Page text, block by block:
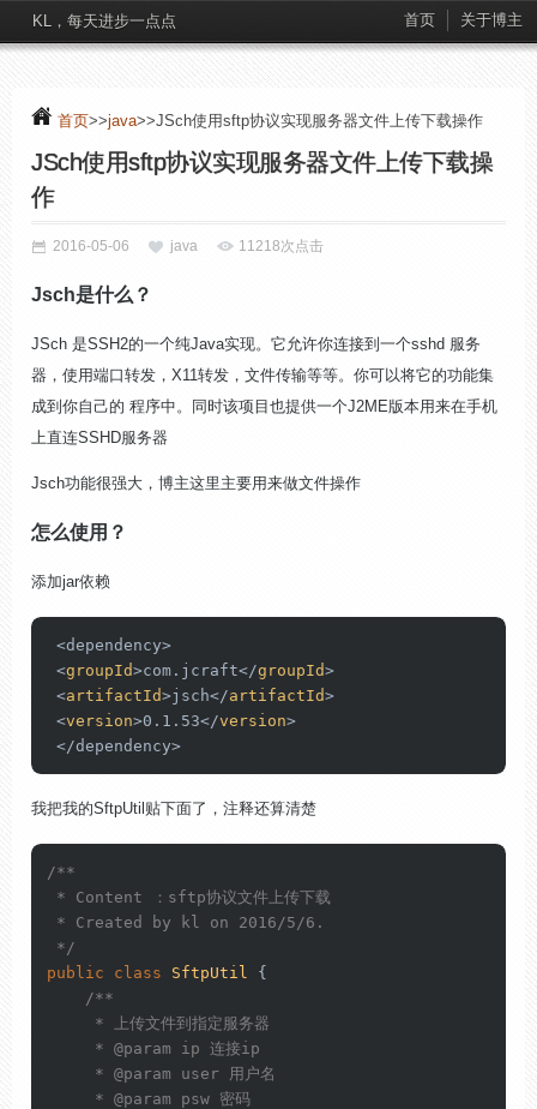
KL，每天进步一点点 首页 关于博主
首页>>java>>JSch使用sftp协议实现服务器文件上传下载操作
JSch使用sftp协议实现服务器文件上传下载操
作
2016-05-06 java 11218次点击
Jsch是什么？
JSch 是SSH2的一个纯Java实现。它允许你连接到一个sshd 服务
器，使用端口转发，X11转发，文件传输等等。你可以将它的功能集
成到你自己的 程序中。同时该项目也提供一个J2ME版本用来在手机
上直连SSHD服务器
Jsch功能很强大，博主这里主要用来做文件操作
怎么使用？
添加jar依赖
<dependency>
<groupId>com.jcraft</groupId>
<artifactId>jsch</artifactId>
<version>0.1.53</version>
我把我的SftpUtil贴下面了，注释还算清楚
/**
* Content ：sftp协议文件上传下载
* Created by kl on 2016/5/6.
*/
public
class SftpUtil {
/**
     * 上传文件到指定服务器
     *
@param ip 连接ip
     *
@param user 用户名
     *
@param psw 密码